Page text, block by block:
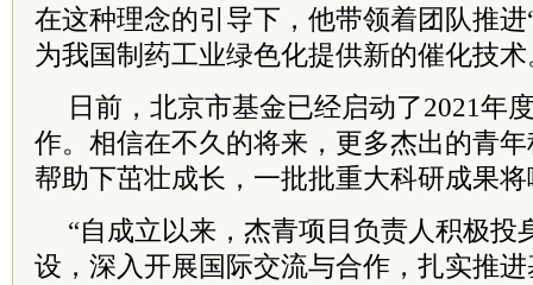
在这种理念的引导下，他带领着团队推
为我国制药工业绿色化提供新的催化技术
日前，北京市基金已经启动了2021年
作。相信在不久的将来，更多杰出的青
帮助下茁壮成长，一批批重大科研成果
“自成立以来，杰青项目负责人积极投
设，深入开展国际交流与合作，扎实推